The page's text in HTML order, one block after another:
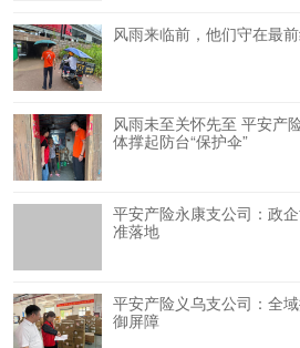
风雨来临前，他们守在最
风雨未至关怀先至 平安产
体撑起防台“保护伞”
平安产险永康支公司：政
准落地
平安产险义乌支公司：全
御屏障